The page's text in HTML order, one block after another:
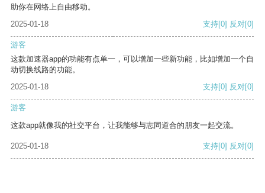
助你在网络上自由移动。
2025-01-18
支持[0] 反对[0]
游客
这款加速器app的功能有点单一，可以增加一些新功能，比如增加一个自
动切换线路的功能。
2025-01-18
支持[0] 反对[0]
游客
这款app就像我的社交平台，让我能够与志同道合的朋友一起交流。
2025-01-18 支持[0] 反对[0]